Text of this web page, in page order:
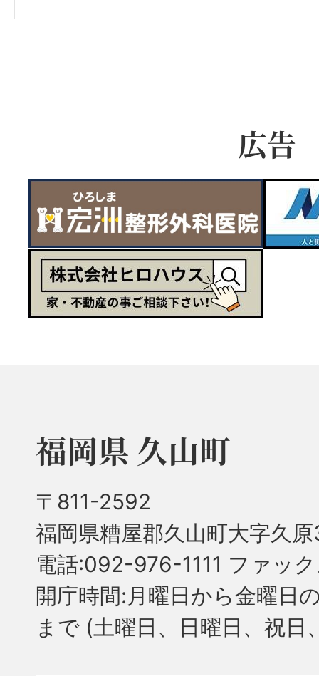
広告
福岡県 久山町
〒811-2592
福岡県糟屋郡久山町大字久
電話:092-976-1111 ファッ
開庁時間:月曜日から金曜日
まで (土曜日、日曜日、祝日